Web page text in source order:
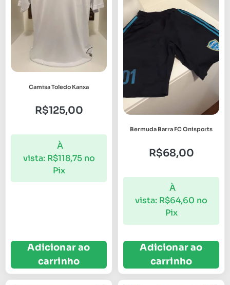
Camisa Toledo Kanxa
R$125,00
À
vista: R$118,75 no
Pix
Adicionar ao
carrinho
Bermuda Barra FC Onisports
R$68,00
À
vista: R$64,60 no
Pix
Adicionar ao
carrinho